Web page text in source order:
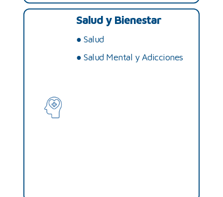
Salud y Bienestar
●Salud
●Salud Mental y Adicciones